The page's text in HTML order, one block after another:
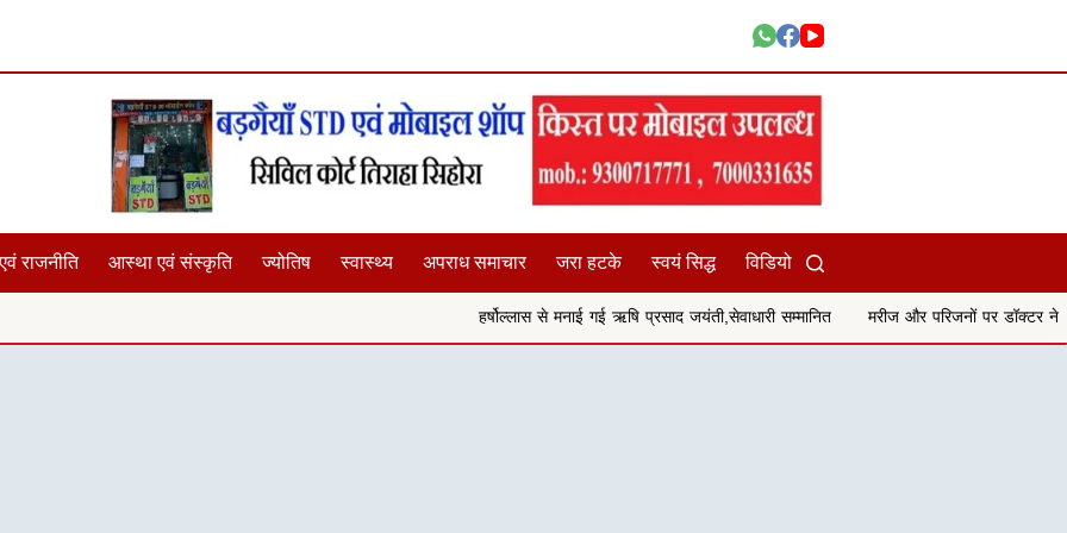
राजनीति आस्था एवं संस्कृति ज्योतिष स्वास्थ्य अपराध समाचार जरा हटके स्वयं सिद्ध विडियो
हर्षोल्लास से मनाई गई ऋषि प्रसाद जयंती,सेवाधारी सम्मानित मरीज और परिजनों पर डॉक्टर ने लगाये गालीगलौच और